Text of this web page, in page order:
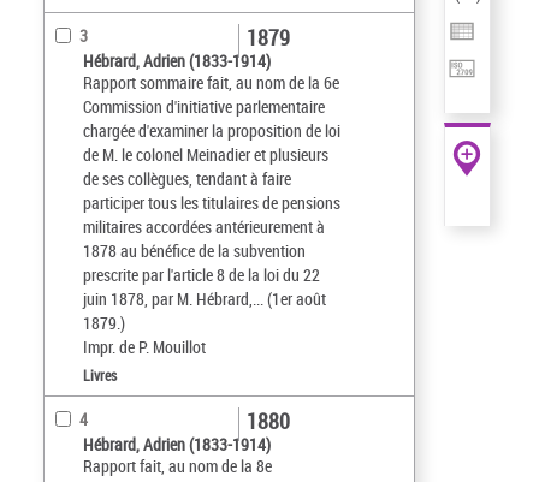
3
Hébrard, Adrien (1833-1914)
Rapport sommaire fait, au nom de la 6e
Commission d'initiative parlementaire
chargée d'examiner la proposition de loi
de M. le colonel Meinadier et plusieurs
de ses collègues, tendant à faire
participer tous les titulaires de pensions
militaires accordées antérieurement à
1878 au bénéfice de la subvention
prescrite par l'article 8 de la loi du 22
juin 1878, par M. Hébrard,... (1er août
1879.)
Impr. de P. Mouillot
1879
Livres
4
Hébrard, Adrien (1833-1914)
Rapport fait, au nom de la 8e
1880